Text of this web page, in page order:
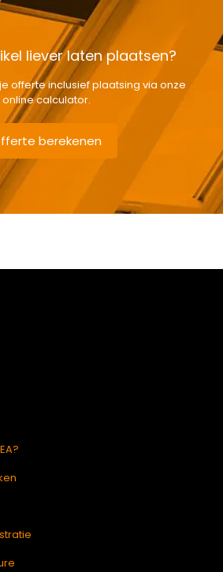
liever laten plaatsen?
offerte inclusief plaatsing via onze
online calculator.
berekenen